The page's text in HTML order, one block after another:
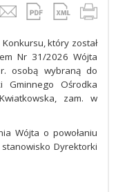
który został
Nr 31/2026 Wójta
osobą wybraną do
Gminnego Ośrodka
zam. w
Wójta o powołaniu
Dyrektorki